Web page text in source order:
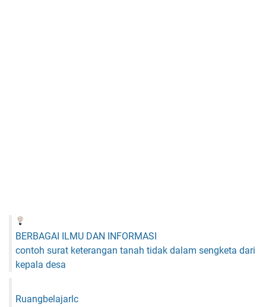
BERBAGAI ILMU DAN INFORMASI
contoh surat keterangan tanah tidak dalam sengketa dari
kepala desa
Ruangbelajarlc